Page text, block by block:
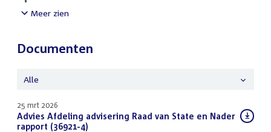
Meer zien
Documenten
Alle
25 mrt 2026
Download
bestand:
Advies Afdeling advisering Raad van State en Nader
rapport (36921-4)